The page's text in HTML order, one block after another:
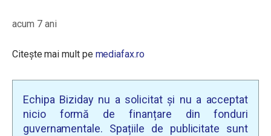
acum 7 ani
Citește mai mult pe mediafax.ro
Echipa Biziday nu a solicitat și nu a acceptat
nicio formă de finanțare din fonduri
guvernamentale. Spațiile de publicitate sunt